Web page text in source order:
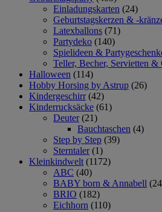
Einladungskarten (24)
Geburtstagskerzen & -
Latexballons (71)
Partydeko (140)
Spielideen &
Teller, Becher, Servietten &
Halloween (114)
Hobby Horsing by Astrup (26)
Kindergeschirr (42)
Kinderrucksäcke (61)
Deuter (21)
Bauchtaschen (4)
Step by Step (39)
Sterntaler (1)
Kleinkindwelt (1172)
ABC (40)
BABY born & Annabell
BRIO (182)
Eichhorn (110)